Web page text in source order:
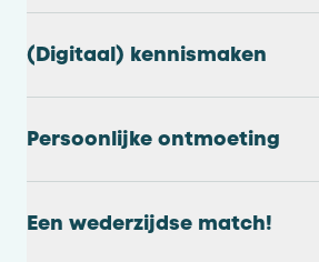
(Digitaal) kennismaken
Persoonlijke ontmoeting
Een wederzijdse match!